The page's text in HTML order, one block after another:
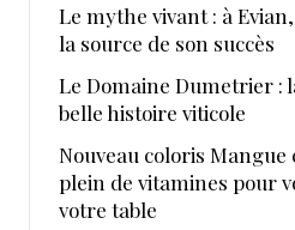
Le mythe vivant : à
la source de son succès
Le Domaine Dumetrier :
belle histoire viticole
Nouveau coloris Mangue
plein de vitamines pour
votre table